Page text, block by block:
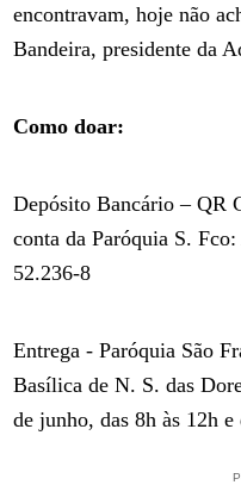
encontravam, hoje não
Bandeira, presidente da
Como doar:
Depósito Bancário – QR
conta da Paróquia S.
52.236-8
Entrega - Paróquia São
Basílica de N. S. das
de junho, das 8h às 12h e